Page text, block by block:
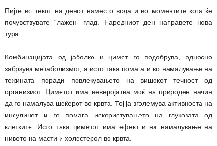
Пијте во текот на денот наместо вода и во моментите кога ќе
почувствувате “лажен” глад. Наредниот ден направете нова
тура.
Комбинацијата од јаболко и цимет го подобрува, односно
забрзува метаболизмот, а исто така помага и во намалување на
тежината поради повлекувањето на вишокот течност од
организмот. Циметот има неверојатна моќ на природен начин
да го намалува шеќерот во крвта. Тој ја зголемува активноста на
инсулинот и го помага искористувањето на глукозата од
клетките. Исто така циметот има ефект и на намалување на
нивото на масти и холестерол во крвта.